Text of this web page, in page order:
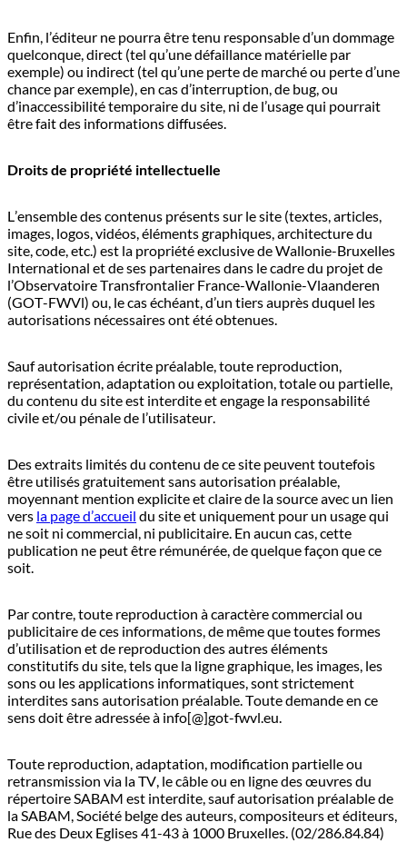
Enfin, l’éditeur ne pourra être tenu responsable d’un dommage
quelconque, direct (tel qu’une défaillance matérielle par
exemple) ou indirect (tel qu’une perte de marché ou perte d’une
chance par exemple), en cas d’interruption, de bug, ou
d’inaccessibilité temporaire du site, ni de l’usage qui pourrait
être fait des informations diffusées.
Droits de propriété intellectuelle
L’ensemble des contenus présents sur le site (textes, articles,
images, logos, vidéos, éléments graphiques, architecture du
site, code, etc.) est la propriété exclusive de Wallonie-Bruxelles
International et de ses partenaires dans le cadre du projet de
l’Observatoire Transfrontalier France-Wallonie-Vlaanderen
(GOT-FWVl) ou, le cas échéant, d’un tiers auprès duquel les
autorisations nécessaires ont été obtenues.
Sauf autorisation écrite préalable, toute reproduction,
représentation, adaptation ou exploitation, totale ou partielle,
du contenu du site est interdite et engage la responsabilité
civile et/ou pénale de l’utilisateur.
Des extraits limités du contenu de ce site peuvent toutefois
être utilisés gratuitement sans autorisation préalable,
moyennant mention explicite et claire de la source avec un lien
vers la page d’accueil du site et uniquement pour un usage qui
ne soit ni commercial, ni publicitaire. En aucun cas, cette
publication ne peut être rémunérée, de quelque façon que ce
soit.
Par contre, toute reproduction à caractère commercial ou
publicitaire de ces informations, de même que toutes formes
d’utilisation et de reproduction des autres éléments
constitutifs du site, tels que la ligne graphique, les images, les
sons ou les applications informatiques, sont strictement
interdites sans autorisation préalable. Toute demande en ce
sens doit être adressée à info[@]got-fwvl.eu.
Toute reproduction, adaptation, modification partielle ou
retransmission via la TV, le câble ou en ligne des œuvres du
répertoire SABAM est interdite, sauf autorisation préalable de
la SABAM, Société belge des auteurs, compositeurs et éditeurs,
Rue des Deux Eglises 41-43 à 1000 Bruxelles. (02/286.84.84)